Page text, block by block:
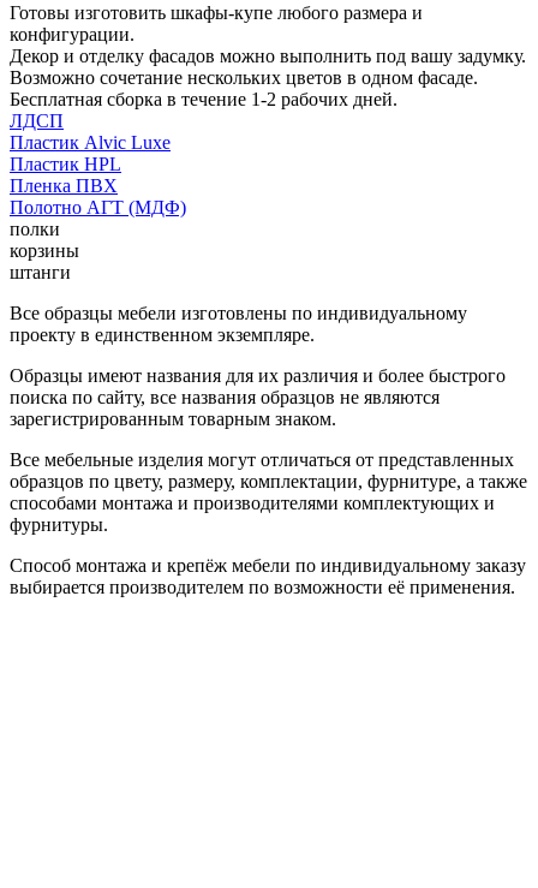
Готовы изготовить шкафы-купе любого размера и
конфигурации.
Декор и отделку фасадов можно выполнить под вашу задумку.
Возможно сочетание нескольких цветов в одном фасаде.
Бесплатная сборка в течение 1-2 рабочих дней.
ЛДСП
Пластик Alvic Luxe
Пластик HPL
Пленка ПВХ
Полотно АГТ (МДФ)
полки
корзины
штанги
Все образцы мебели изготовлены по индивидуальному
проекту в единственном экземпляре.
Образцы имеют названия для их различия и более быстрого
поиска по сайту, все названия образцов не являются
зарегистрированным товарным знаком.
Все мебельные изделия могут отличаться от представленных
образцов по цвету, размеру, комплектации, фурнитуре, а также
способами монтажа и производителями комплектующих и
фурнитуры.
Способ монтажа и крепёж мебели по индивидуальному заказу
выбирается производителем по возможности её применения.